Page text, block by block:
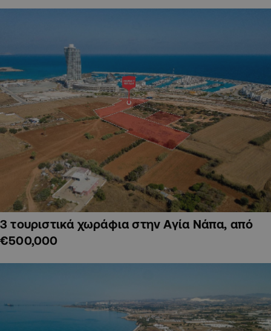
3 τουριστικά χωράφια στην Αγία Νάπα, από
€500,000